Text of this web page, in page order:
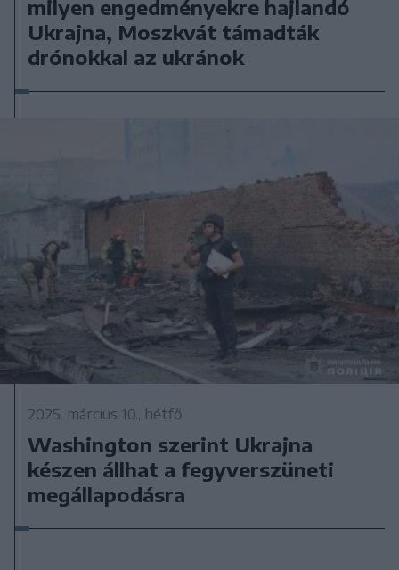
milyen engedményekre hajlandó
Ukrajna, Moszkvát támadták
drónokkal az ukránok
2025. március 10., hétfő
Washington szerint Ukrajna
készen állhat a fegyverszüneti
megállapodásra